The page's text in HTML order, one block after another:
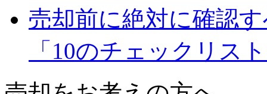
売却前に絶対に確認
「10のチェックリス